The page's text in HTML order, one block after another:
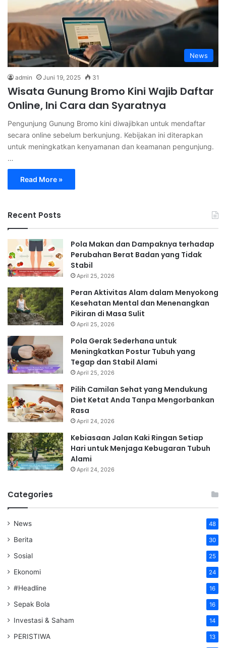
News
admin Juni 19, 2025 31
Wisata Gunung Bromo Kini Wajib Daftar
Online, Ini Cara dan Syaratnya
Pengunjung Gunung Bromo kini diwajibkan untuk mendaftar
secara online sebelum berkunjung. Kebijakan ini diterapkan
untuk meningkatkan kenyamanan dan keamanan pengunjung.
…
Read More »
Recent Posts
Pola Makan dan Dampaknya terhadap
Perubahan Berat Badan yang Tidak
Stabil
April 25, 2026
Peran Aktivitas Alam dalam Menyokong
Kesehatan Mental dan Menenangkan
Pikiran di Masa Sulit
April 25, 2026
Pola Gerak Sederhana untuk
Meningkatkan Postur Tubuh yang
Tegap dan Stabil Alami
April 25, 2026
Pilih Camilan Sehat yang Mendukung
Diet Ketat Anda Tanpa Mengorbankan
Rasa
April 24, 2026
Kebiasaan Jalan Kaki Ringan Setiap
Hari untuk Menjaga Kebugaran Tubuh
Alami
April 24, 2026
Categories
News 48
Berita 30
Sosial 25
Ekonomi 24
#Headline 16
Sepak Bola 16
Investasi & Saham 14
PERISTIWA 13